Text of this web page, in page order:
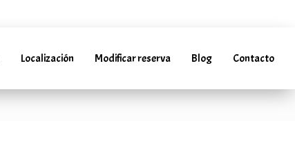
Localización Modificar reserva Blog Contacto